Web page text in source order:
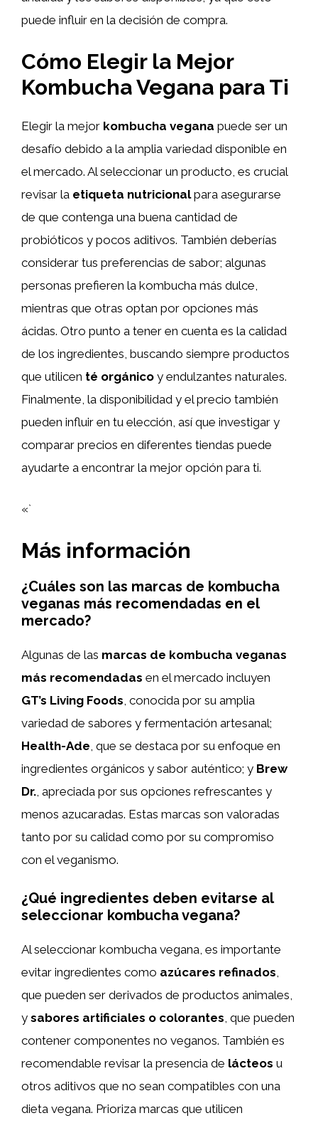
puede influir en la decisión de compra.
Cómo Elegir la Mejor
Kombucha Vegana para Ti
Elegir la mejor kombucha vegana puede ser un
desafío debido a la amplia variedad disponible en
el mercado. Al seleccionar un producto, es crucial
revisar la etiqueta nutricionalpara asegurarse
de que contenga una buena cantidad de
probióticos y pocos aditivos. También deberías
considerar tus preferencias de sabor; algunas
personas prefieren la kombucha más dulce,
mientras que otras optan por opciones más
ácidas. Otro punto a tener en cuenta es la calidad
de los ingredientes, buscando siempre productos
que utilicen té orgánico y endulzantes naturales.
Finalmente, la disponibilidad y el precio también
pueden influir en tu elección, así que investigar y
comparar precios en diferentes tiendas puede
ayudarte a encontrar la mejor opción para ti.
«`
Más información
¿Cuáles son las marcas de kombucha
veganas más recomendadas en el
mercado?
Algunas de las marcas de kombucha veganas
más recomendadas en el mercado incluyen
GT’s Living Foods, conocida por su amplia
variedad de sabores y fermentación artesanal;
Health-Ade, que se destaca por su enfoque en
ingredientes orgánicos y sabor auténtico; y Brew
Dr., apreciada por sus opciones refrescantes y
menos azucaradas. Estas marcas son valoradas
tanto por su calidad como por su compromiso
con el veganismo.
¿Qué ingredientes deben evitarse al
seleccionar kombucha vegana?
Al seleccionar kombucha vegana, es importante
evitar ingredientes como azúcares refinados
que pueden ser derivados de productos animales,
y sabores artificiales o colorantes , que pueden
contener componentes no veganos. También es
recomendable revisar la presencia de lácteos u
otros aditivos que no sean compatibles con una
dieta vegana. Prioriza marcas que utilicen